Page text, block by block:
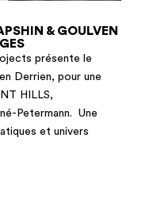
& GOULVEN
présente le
Derrien, pour une
HILLS,
Petermann. Une
et univers